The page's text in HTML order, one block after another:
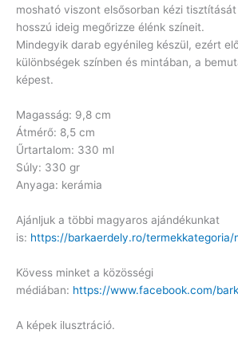
mosható viszont elsősorban kézi
hosszú ideig megőrizze élénk színeit.
Mindegyik darab egyénileg készül, ezért
különbségek színben és mintában, a
képest.
Magasság: 9,8 cm
Átmérő: 8,5 cm
Űrtartalom: 330 ml
Súly: 330 gr
Anyaga: kerámia
Ajánljuk a többi magyaros ajándékunkat
is: https://barkaerdely.ro/termekkategoria/
Kövess minket a közösségi
médiában: https://www.facebook.com/
A képek ilusztráció.